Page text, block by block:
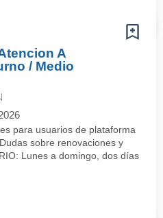
A
/ Medio
para usuarios de plataforma
sobre renovaciones y
Lunes a domingo, dos días